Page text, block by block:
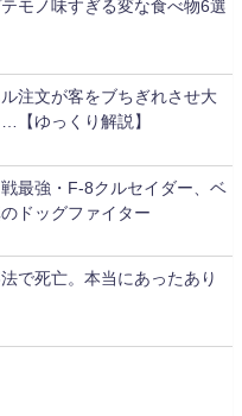
モノ味すぎる変な食べ物6選
注文が客をブちぎれさせ大
【ゆっくり解説】
最強・F-8クルセイダー、ベ
ドッグファイター
で死亡。本当にあったあり